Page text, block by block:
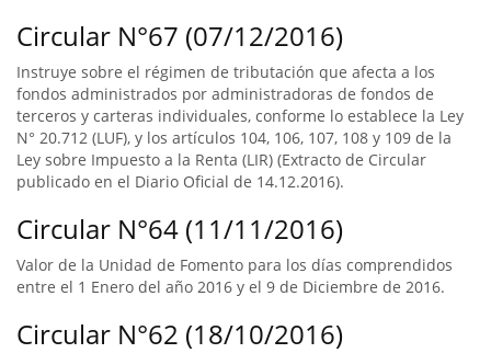
Circular N°67 (07/12/2016)
Instruye sobre el régimen de tributación que afecta a los
fondos administrados por administradoras de fondos de
terceros y carteras individuales, conforme lo establece la Ley
N° 20.712 (LUF), y los artículos 104, 106, 107, 108 y 109 de la
Ley sobre Impuesto a la Renta (LIR) (Extracto de Circular
publicado en el Diario Oficial de 14.12.2016).
Circular N°64 (11/11/2016)
Valor de la Unidad de Fomento para los días comprendidos
entre el 1 Enero del año 2016 y el 9 de Diciembre de 2016.
Circular N°62 (18/10/2016)